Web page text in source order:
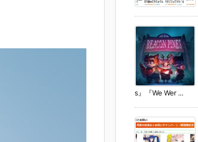
s』『We Wer ...